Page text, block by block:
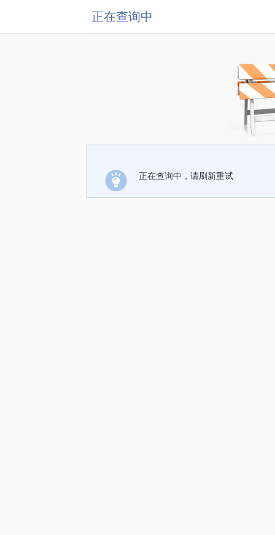
正在查询中
正在查询中，请刷新重试